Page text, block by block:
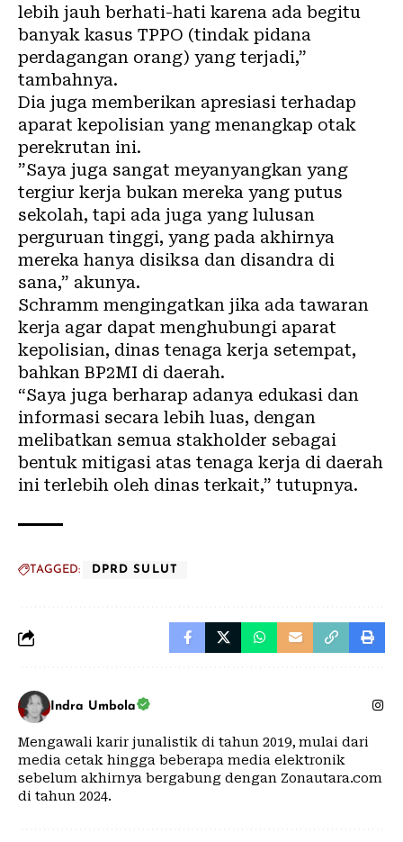
lebih jauh berhati-hati karena ada begitu
banyak kasus TPPO (tindak pidana
perdagangan orang) yang terjadi,”
tambahnya.
Dia juga memberikan apresiasi terhadap
aparat kepolisian yang menangkap otak
perekrutan ini.
”Saya juga sangat meyanyangkan yang
tergiur kerja bukan mereka yang putus
sekolah, tapi ada juga yang lulusan
perguruan tinggi, yang pada akhirnya
mereka hanya disiksa dan disandra di
sana,” akunya.
Schramm mengingatkan jika ada tawaran
kerja agar dapat menghubungi aparat
kepolisian, dinas tenaga kerja setempat,
bahkan BP2MI di daerah.
“Saya juga berharap adanya edukasi dan
informasi secara lebih luas, dengan
melibatkan semua stakholder sebagai
bentuk mitigasi atas tenaga kerja di daerah
ini terlebih oleh dinas terkait,” tutupnya.
TAGGED: DPRD SULUT
Indra Umbola
Mengawali karir junalistik di tahun 2019, mulai dari
media cetak hingga beberapa media elektronik
sebelum akhirnya bergabung dengan Zonautara.com
di tahun 2024.